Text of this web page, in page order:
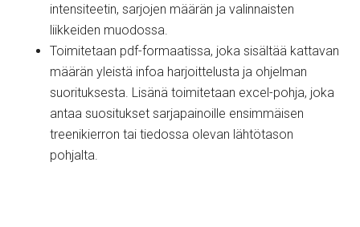
intensiteetin, sarjojen määrän ja valinnaisten
liikkeiden muodossa.
Toimitetaan pdf-formaatissa, joka sisältää kattavan
määrän yleistä infoa harjoittelusta ja ohjelman
suorituksesta. Lisänä toimitetaan excel-pohja, joka
antaa suositukset sarjapainoille ensimmäisen
treenikierron tai tiedossa olevan lähtötason
pohjalta.